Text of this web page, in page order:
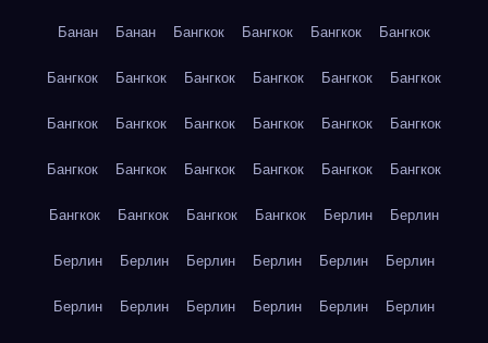
Банан Банан Бангкок Бангкок Бангкок Бангкок
Бангкок Бангкок Бангкок Бангкок Бангкок Бангкок
Бангкок Бангкок Бангкок Бангкок Бангкок Бангкок
Бангкок Бангкок Бангкок Бангкок Бангкок Бангкок
Бангкок Бангкок Бангкок Бангкок Берлин Берлин
Берлин Берлин Берлин Берлин Берлин Берлин
Берлин Берлин Берлин Берлин Берлин Берлин